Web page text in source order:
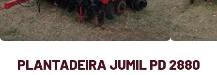
PLANTADEIRA JUMIL PD 2880